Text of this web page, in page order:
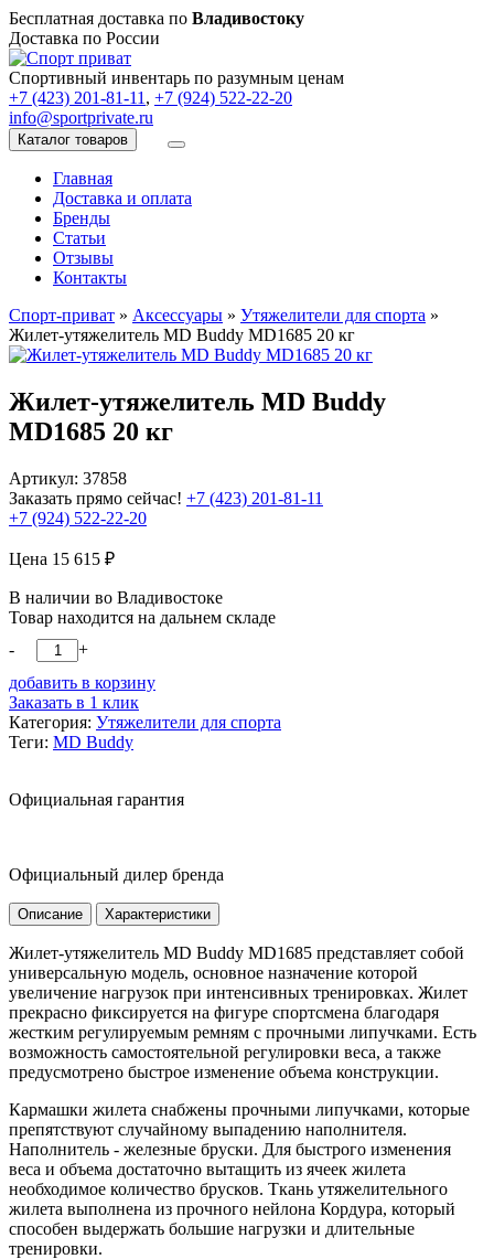
Бесплатная доставка по Владивостоку
Доставка по России
Спортивный инвентарь по разумным ценам
+7 (423) 201-81-11 , +7 (924) 522-22-20
info@sportprivate.ru
Каталог товаров
Главная
Доставка и оплата
Бренды
Статьи
Отзывы
Контакты
Спорт-приват » Аксессуары » Утяжелители для спорта »
Жилет-утяжелитель MD Buddy MD1685 20 кг
Жилет-утяжелитель MD Buddy
MD1685 20 кг
Артикул: 37858
Заказать прямо сейчас! +7 (423) 201-81-11
+7 (924) 522-22-20
Цена 15 615 ₽
В наличии во Владивостоке
Товар находится на дальнем складе
-
+
добавить в корзину
Заказать в 1 клик
Категория: Утяжелители для спорта
Теги: MD Buddy
Официальная гарантия
Официальный дилер бренда
Описание Характеристики
Жилет-утяжелитель MD Buddy MD1685 представляет собой
универсальную модель, основное назначение которой
увеличение нагрузок при интенсивных тренировках. Жилет
прекрасно фиксируется на фигуре спортсмена благодаря
жестким регулируемым ремням с прочными липучками. Есть
возможность самостоятельной регулировки веса, а также
предусмотрено быстрое изменение объема конструкции.
Кармашки жилета снабжены прочными липучками, которые
препятствуют случайному выпадению наполнителя.
Наполнитель - железные бруски. Для быстрого изменения
веса и объема достаточно вытащить из ячеек жилета
необходимое количество брусков. Ткань утяжелительного
жилета выполнена из прочного нейлона Кордура, который
способен выдержать большие нагрузки и длительные
тренировки.